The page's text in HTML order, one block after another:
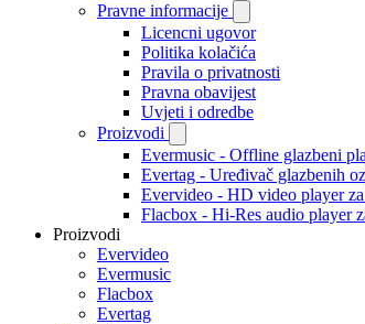
Pravne informacije
Licencni ugovor
Politika kolačića
Pravila o privatnosti
Pravna obavijest
Uvjeti i odredbe
Proizvodi
Evermusic - Offline glazbeni
Evertag - Uređivač glazbenih
Evervideo - HD video player
Flacbox - Hi-Res audio player
Proizvodi
Evervideo
Evermusic
Flacbox
Evertag